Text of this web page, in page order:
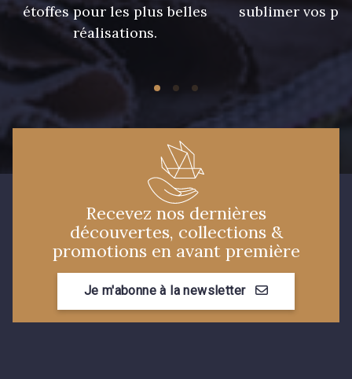
9 mm
13 mm 13 mm
étoffes pour les plus belles
réalisations.
sublimer vos
Recevez nos dernières
découvertes, collections &
promotions en avant première
Je m'abonne à la newsletter